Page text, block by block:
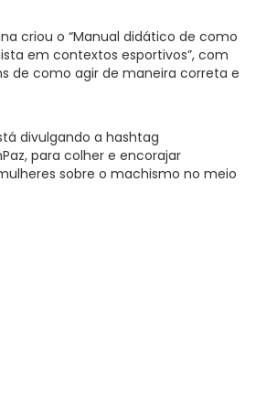
criou o “Manual didático de como
em contextos esportivos”, com
de como agir de maneira correta e
divulgando a hashtag
para colher e encorajar
sobre o machismo no meio